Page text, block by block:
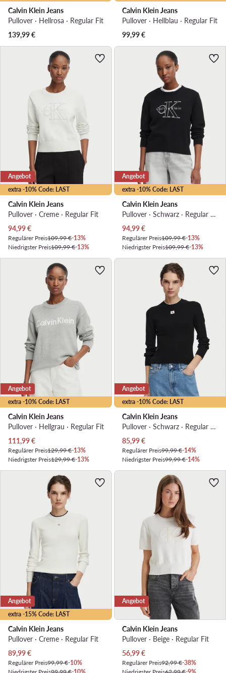
Calvin Klein Jeans
Pullover · Hellrosa · Regular Fit
139,99€
Calvin Klein Jeans
Pullover · Hellblau · Regular Fit
99,99€
extra -10% Code: LAST
Angebot
Calvin Klein Jeans
Pullover · Creme · Regular Fit
Aktueller Preis
94,99€
Regulärer Preis109,99 €-13%
Niedrigster Preis109,99 €-13%
extra -10% Code: LAST
Angebot
Calvin Klein Jeans
Pullover · Schwarz · Regular Fit
Aktueller Preis
94,99€
Regulärer Preis109,99 €-13%
Niedrigster Preis109,99 €-13%
extra -10% Code: LAST
Angebot
Calvin Klein Jeans
Pullover · Hellgrau · Regular Fit
Aktueller Preis
111,99€
Regulärer Preis129,99 €-13%
Niedrigster Preis129,99 €-13%
extra -10% Code: LAST
Angebot
Calvin Klein Jeans
Pullover · Schwarz · Regular Fit
Aktueller Preis
85,99€
Regulärer Preis99,99 €-14%
Niedrigster Preis99,99 €-14%
extra -15% Code: LAST
Angebot
Calvin Klein Jeans
Pullover · Creme · Regular Fit
Aktueller Preis
89,99€
Regulärer Preis99,99 €-10%
Angebot
Calvin Klein Jeans
Pullover · Beige · Regular Fit
Aktueller Preis
56,99€
Regulärer Preis92,99 €-38%